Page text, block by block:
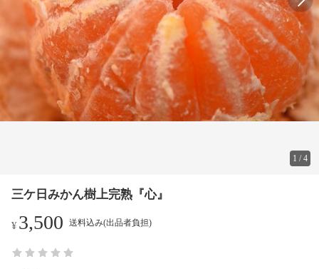
1 /4
三ケ日みかん樹上完熟『心』
¥3,500 送料込み(出品者負担)